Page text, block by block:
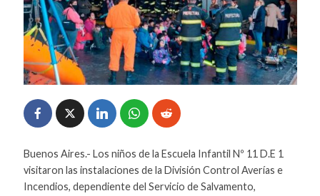
Buenos Aires.- Los niños de la Escuela Infantil Nº 11 D.E 1
visitaron las instalaciones de la División Control Averías e
Incendios, dependiente del Servicio de Salvamento,